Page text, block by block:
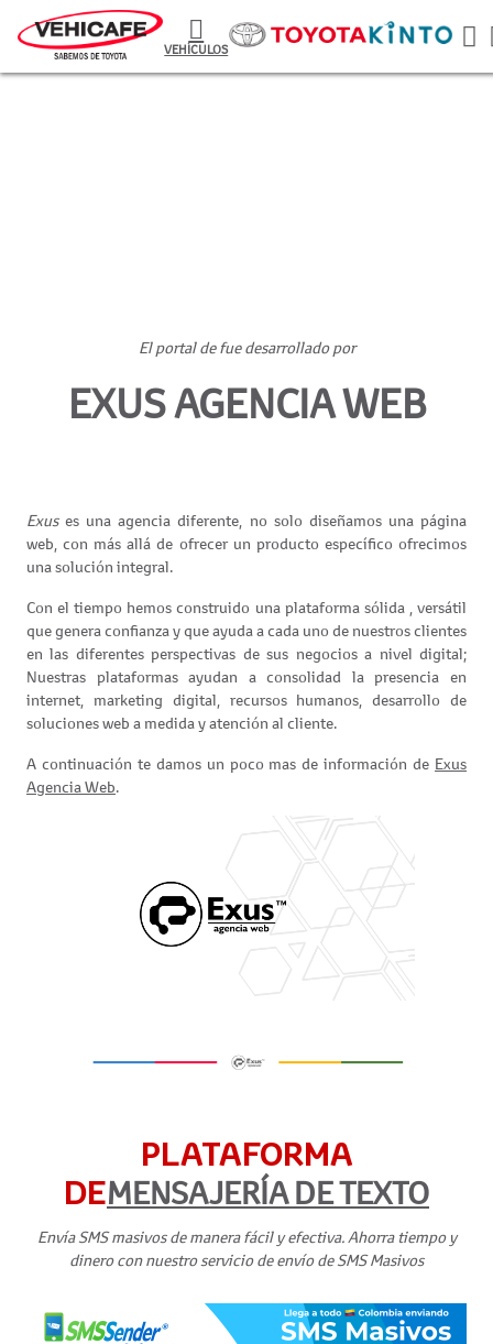
VEHÍCULOS
El portal de fue desarrollado por
EXUS AGENCIA WEB
Exuses una agencia diferente, no solo diseñamos una página
web, con más allá de ofrecer un producto específico ofrecimos
una solución integral.
Con el tiempo hemos construido una plataforma sólida , versátil
que genera confianza y que ayuda a cada uno de nuestros clientes
en las diferentes perspectivas de sus negocios a nivel digital;
Nuestras plataformas ayudan a consolidad la presencia en
internet, marketing digital, recursos humanos, desarrollo de
soluciones web a medida y atención al cliente.
A continuación te damos un poco mas de información de Exus
Agencia Web.
PLATAFORMA
DEMENSAJERÍA DE TEXTO
Envía SMS masivos de manera fácil y efectiva. Ahorra tiempo y
dinero con nuestro servicio de envío de SMS Masivos